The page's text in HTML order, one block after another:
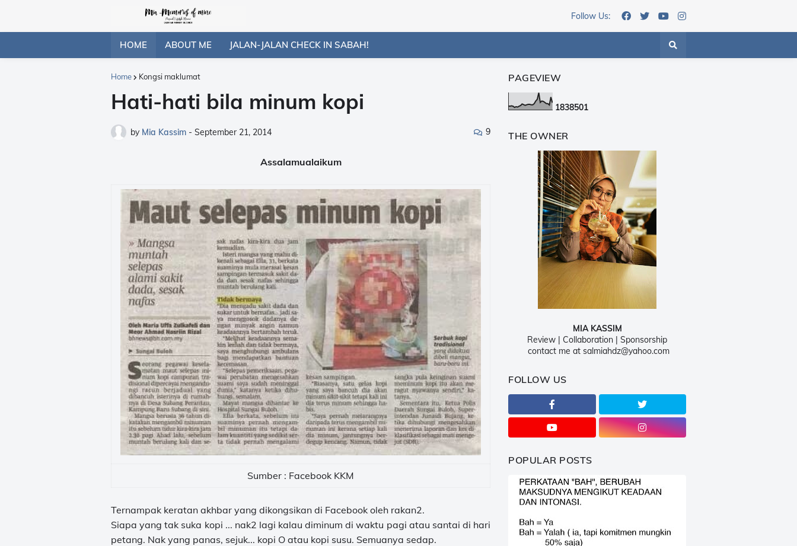
Follow Us:
HOME ABOUT ME JALAN-JALAN CHECK IN SABAH!
Home Kongsi maklumat
Hati-hati bila minum kopi
by Mia Kassim - September 21, 2014 9
Assalamualaikum
Sumber : Facebook KKM
Ternampak keratan akhbar yang dikongsikan di Facebook oleh rakan2.
Siapa yang tak suka kopi ... nak2 lagi kalau diminum di waktu pagi atau santai di hari
petang. Nak yang panas, sejuk... kopi O atau kopi susu. Semuanya sedap.
PAGEVIEW
1838501
THE OWNER
MIA KASSIM
Review | Collaboration | Sponsorship
contact me at salmiahdz@yahoo.com
FOLLOW US
POPULAR POSTS